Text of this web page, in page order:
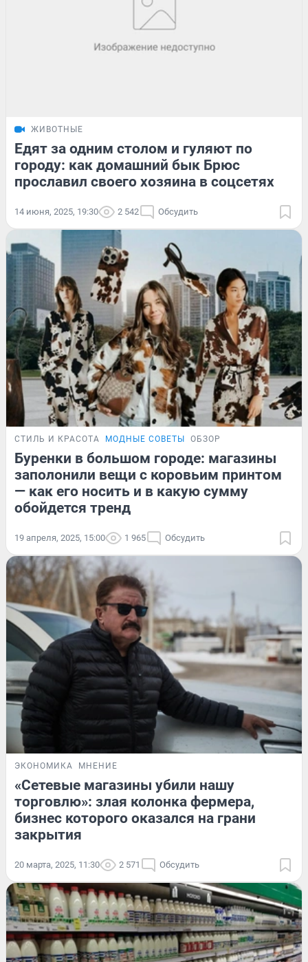
ЖИВОТНЫЕ
Едят за одним столом и гуляют по
городу: как домашний бык Брюс
прославил своего хозяина в соцсетях
14 июня, 2025, 19:30 2 542 Обсудить
СТИЛЬ И КРАСОТА МОДНЫЕ СОВЕТЫ ОБЗОР
Буренки в большом городе: магазины
заполонили вещи с коровьим принтом
— как его носить и в какую сумму
обойдется тренд
19 апреля, 2025, 15:00 1 965 Обсудить
ЭКОНОМИКА МНЕНИЕ
«Сетевые магазины убили нашу
торговлю»: злая колонка фермера,
бизнес которого оказался на грани
закрытия
20 марта, 2025, 11:30 2 571 Обсудить